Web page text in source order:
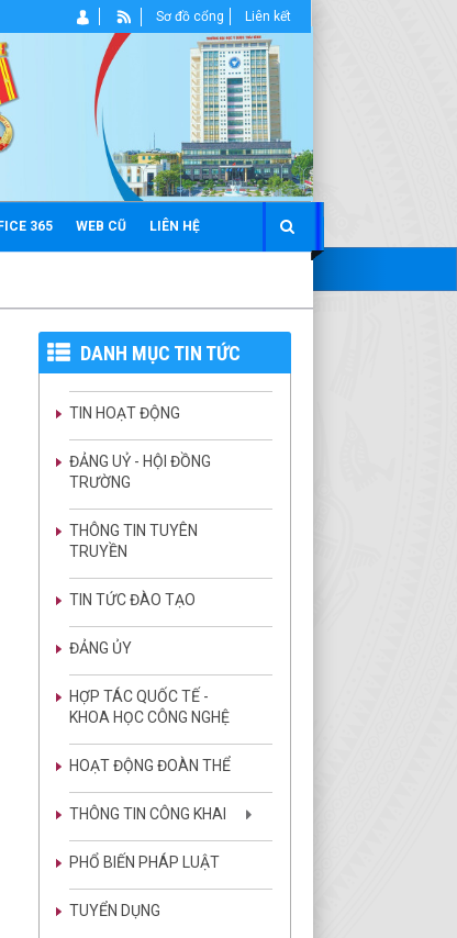
365 WEB CŨ LIÊN HỆ
Sơ đồ cổng Liên kết
DANH MỤC TIN TỨC
TIN HOẠT ĐỘNG
ĐẢNG UỶ - HỘI ĐỒNG
TRƯỜNG
THÔNG TIN TUYÊN
TRUYỀN
TIN TỨC ĐÀO TẠO
ĐẢNG ỦY
HỢP TÁC QUỐC TẾ -
KHOA HỌC CÔNG NGHỆ
HOẠT ĐỘNG ĐOÀN THỂ
THÔNG TIN CÔNG KHAI
PHỔ BIẾN PHÁP LUẬT
TUYỂN DỤNG